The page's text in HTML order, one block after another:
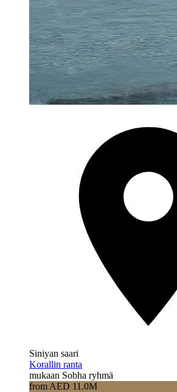
Siniyan saari
Korallin ranta
mukaan Sobha ryhmä
from AED 11.0M